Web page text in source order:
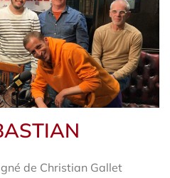
de Christian Gallet